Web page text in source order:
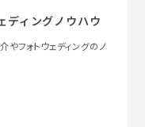
ディングノウハウ
フォトウェディングのノ